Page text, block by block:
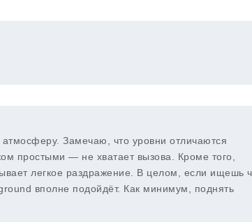
Замечаю, что уровни отличаются
простыми — не хватает вызова. Кроме того,
легкое раздражение. В целом, если ищешь
вполне подойдёт. Как минимум, поднять